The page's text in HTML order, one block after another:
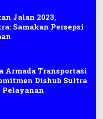
Jalan 2023,
Samakan Persepsi
Armada Transportasi
Dishub Sultra